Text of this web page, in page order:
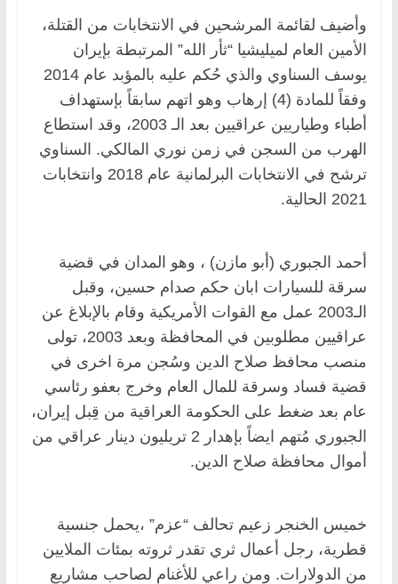
وأضيف لقائمة المرشحين في الانتخابات من القتلة،
الأمين العام لميليشيا “ثأر الله” المرتبطة بإيران
يوسف السناوي والذي حُكم عليه بالمؤبد عام 2014
وفقاً للمادة (4) إرهاب وهو اتهم سابقاً بإستهداف
أطباء وطياريين عراقيين بعد الـ 2003، وقد استطاع
الهرب من السجن في زمن نوري المالكي. السناوي
ترشح في الانتخابات البرلمانية عام 2018 وانتخابات
2021 الحالية.
أحمد الجبوري (أبو مازن) ، وهو المدان في قضية
سرقة للسيارات ابان حكم صدام حسين، وقبل
الـ2003 عمل مع القوات الأمريكية وقام بالإبلاغ عن
عراقيين مطلوبين في المحافظة وبعد 2003، تولى
منصب محافظ صلاح الدين وسُجن مرة اخرى في
قضية فساد وسرقة للمال العام وخرج بعفو رئاسي
عام بعد ضغط على الحكومة العراقية من قِبل إيران،
الجبوري مُتهم ايضاً بإهدار 2 تريليون دينار عراقي من
أموال محافظة صلاح الدين.
خميس الخنجر زعيم تحالف “عزم” ،يحمل جنسية
قطرية، رجل أعمال ثري تقدر ثروته بمئات الملايين
من الدولارات. ومن راعي للأغنام لصاحب مشاريع